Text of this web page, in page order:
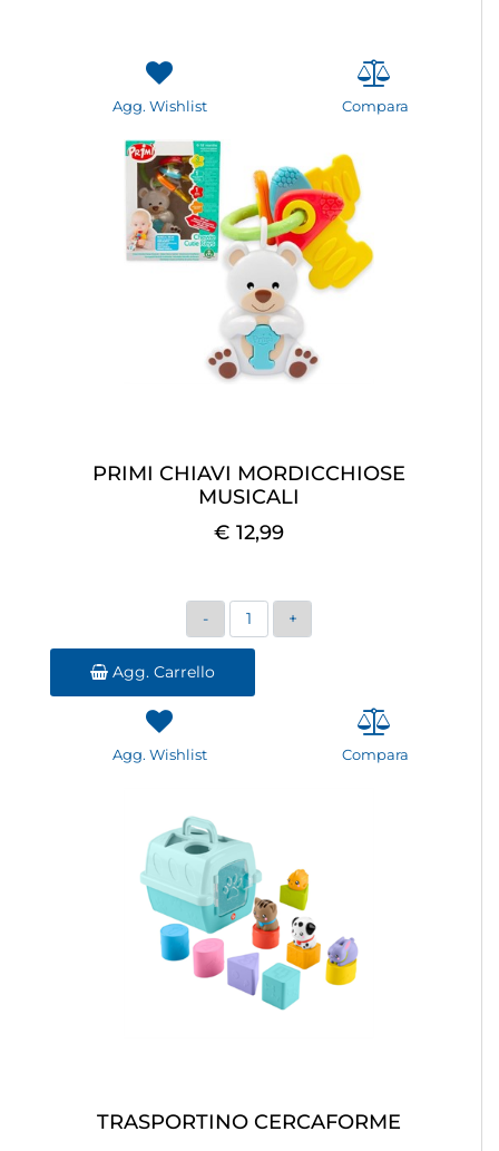
Agg. Wishlist Compara
PRIMI CHIAVI MORDICCHIOSE
MUSICALI
€ 12,99
Quantità
Agg. Carrello
Agg. Wishlist Compara
TRASPORTINO CERCAFORME